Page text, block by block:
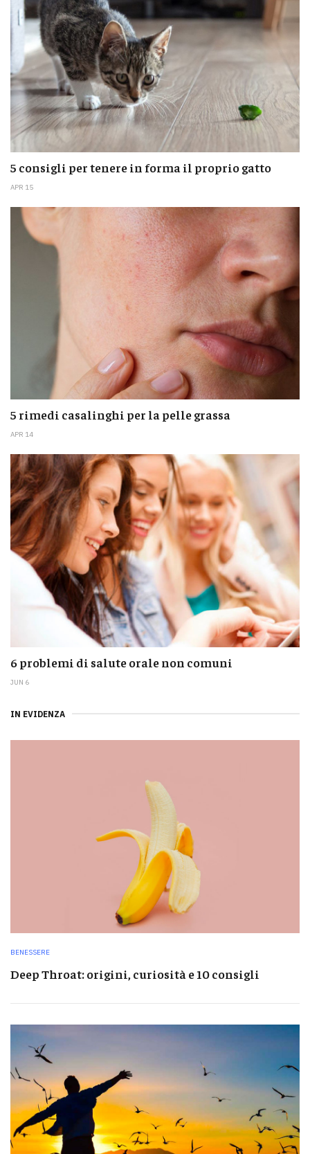
5 consigli per tenere in forma il proprio gatto
APR 15
5 rimedi casalinghi per la pelle grassa
APR 14
6 problemi di salute orale non comuni
JUN 6
IN EVIDENZA
BENESSERE
Deep Throat: origini, curiosità e 10 consigli